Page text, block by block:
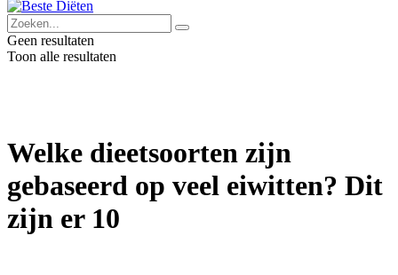
Geen resultaten
Toon alle resultaten
Welke dieetsoorten zijn
gebaseerd op veel eiwitten? Dit
zijn er 10